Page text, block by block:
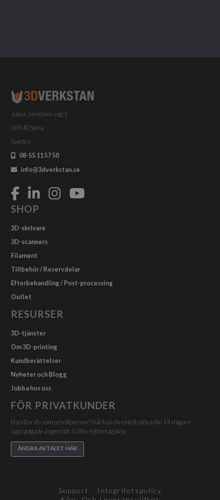
Julius Jaenzons väg 1
169 40 Solna
Sweden
08-55 11 57 50
info@3dverkstan.se
SHOP
3D-skrivare
3D-scanners
Filament
Tillbehör / Reservdelar
Efterbehandling / Post-processing
Outlet
RESURSER
3D-tjänster
Om 3D-printing
Kundberättelser
Nyheter och Blogg
Jobba hos oss
FÖR PRIVATKUNDER
Handlar du som privatperson? Här kan du enkelt utöva din 14-dagars
lagstadgade ångerrätt. Gäller ej företagsköp.
ÅNGRA AVTALET HÄR
Support
Integritetspolicy